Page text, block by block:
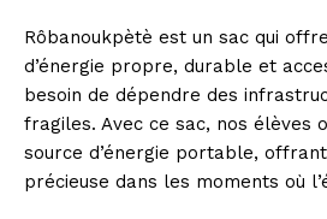
Rôbanoukpètè est un sac qui
d’énergie propre, durable et
besoin de dépendre des
fragiles. Avec ce sac, nos élèves
source d’énergie portable,
précieuse dans les moments où